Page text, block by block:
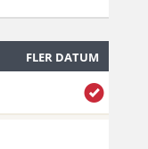
FLER DATUM